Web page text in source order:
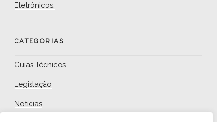
Eletrónicos.
CATEGORIAS
Guias Técnicos
Legislação
Notícias